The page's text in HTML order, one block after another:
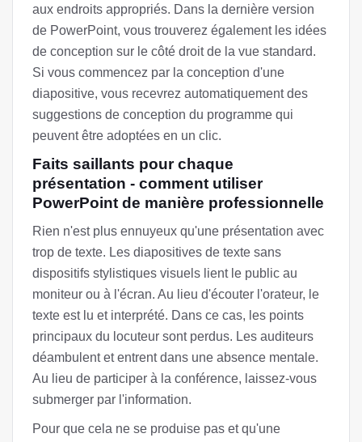
aux endroits appropriés. Dans la dernière version
de PowerPoint, vous trouverez également les idées
de conception sur le côté droit de la vue standard.
Si vous commencez par la conception d'une
diapositive, vous recevrez automatiquement des
suggestions de conception du programme qui
peuvent être adoptées en un clic.
Faits saillants pour chaque
présentation - comment utiliser
PowerPoint de manière professionnelle
Rien n'est plus ennuyeux qu'une présentation avec
trop de texte. Les diapositives de texte sans
dispositifs stylistiques visuels lient le public au
moniteur ou à l'écran. Au lieu d'écouter l'orateur, le
texte est lu et interprété. Dans ce cas, les points
principaux du locuteur sont perdus. Les auditeurs
déambulent et entrent dans une absence mentale.
Au lieu de participer à la conférence, laissez-vous
submerger par l'information.
Pour que cela ne se produise pas et qu'une